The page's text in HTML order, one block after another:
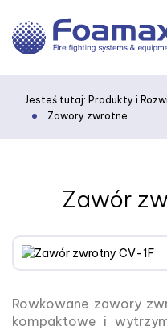
Jesteś tutaj: Produkty i
Zawory zwrotne
Zawór
Rowkowane zawory
kompaktowe i